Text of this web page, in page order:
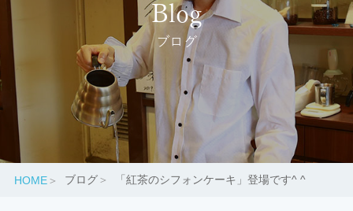
Blog
ブログ
HOME ブログ 「紅茶のシフォンケーキ」登場です^ ^